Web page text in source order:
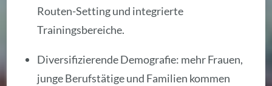
Routen-Setting und integrierte
Trainingsbereiche.
Diversifizierende Demografie: mehr Frauen,
junge Berufstätige und Familien kommen